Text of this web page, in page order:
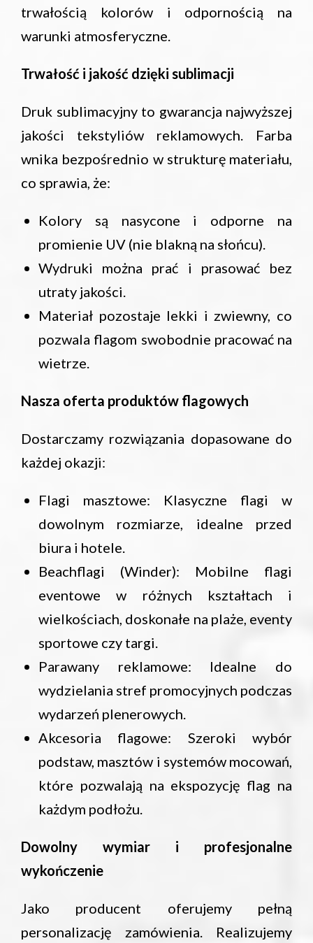
trwałością kolorów i odpornością na
warunki atmosferyczne.
Trwałość i jakość dzięki sublimacji
Druk sublimacyjny to gwarancja najwyższej
jakości tekstyliów reklamowych. Farba
wnika bezpośrednio w strukturę materiału,
co sprawia, że:
Kolory są nasycone i odporne na
promienie UV (nie blakną na słońcu).
Wydruki można prać i prasować bez
utraty jakości.
Materiał pozostaje lekki i zwiewny, co
pozwala flagom swobodnie pracować na
wietrze.
Nasza oferta produktów flagowych
Dostarczamy rozwiązania dopasowane do
każdej okazji:
Flagi masztowe: Klasyczne flagi w
dowolnym rozmiarze, idealne przed
biura i hotele.
Beachflagi (Winder): Mobilne flagi
eventowe w różnych kształtach i
wielkościach, doskonałe na plaże, eventy
sportowe czy targi.
Parawany reklamowe: Idealne do
wydzielania stref promocyjnych podczas
wydarzeń plenerowych.
Akcesoria flagowe: Szeroki wybór
podstaw, masztów i systemów mocowań,
które pozwalają na ekspozycję flag na
każdym podłożu.
Dowolny wymiar i profesjonalne
wykończenie
Jako producent oferujemy pełną
personalizację zamówienia. Realizujemy